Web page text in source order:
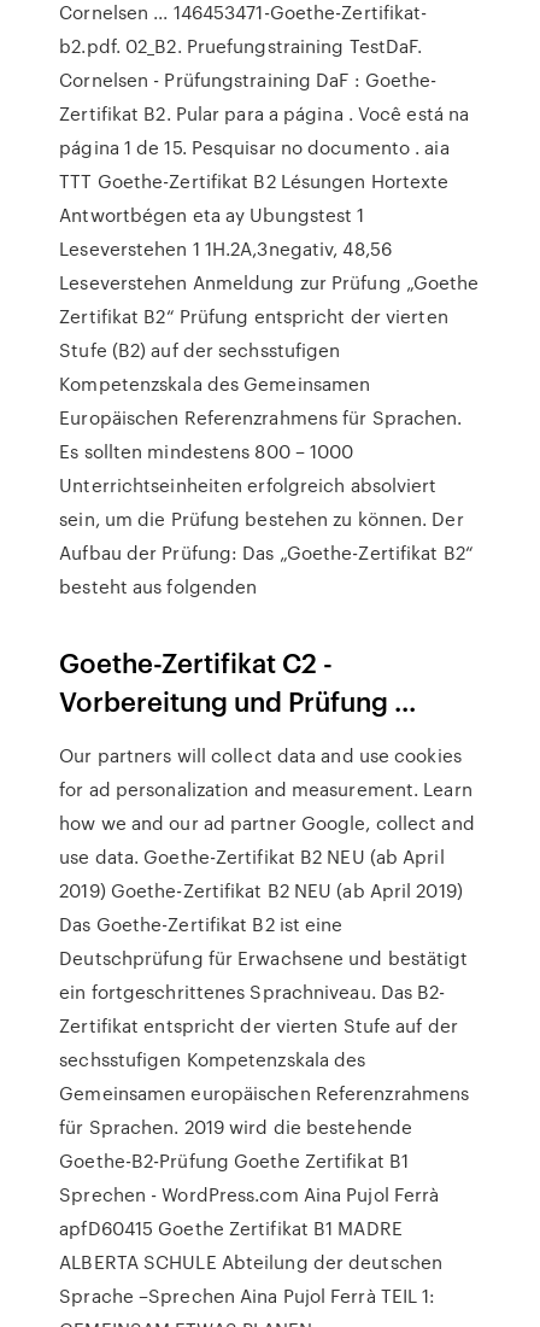
Cornelsen ... 146453471-Goethe-Zertifikat-
b2.pdf. 02_B2. Pruefungstraining TestDaF.
Cornelsen - Prüfungstraining DaF : Goethe-
Zertifikat B2. Pular para a página . Você está na
página 1 de 15. Pesquisar no documento . aia
TTT Goethe-Zertifikat B2 Lésungen Hortexte
Antwortbégen eta ay Ubungstest 1
Leseverstehen 1 1H.2A,3negativ, 48,56
Leseverstehen Anmeldung zur Prüfung „Goethe
Zertifikat B2“ Prüfung entspricht der vierten
Stufe (B2) auf der sechsstufigen
Kompetenzskala des Gemeinsamen
Europäischen Referenzrahmens für Sprachen.
Es sollten mindestens 800 – 1000
Unterrichtseinheiten erfolgreich absolviert
sein, um die Prüfung bestehen zu können. Der
Aufbau der Prüfung: Das „Goethe-Zertifikat B2“
besteht aus folgenden
Goethe-Zertifikat C2 -
Vorbereitung und Prüfung ...
Our partners will collect data and use cookies
for ad personalization and measurement. Learn
how we and our ad partner Google, collect and
use data. Goethe-Zertifikat B2 NEU (ab April
2019) Goethe-Zertifikat B2 NEU (ab April 2019)
Das Goethe-Zertifikat B2 ist eine
Deutschprüfung für Erwachsene und bestätigt
ein fortgeschrittenes Sprachniveau. Das B2-
Zertifikat entspricht der vierten Stufe auf der
sechsstufigen Kompetenzskala des
Gemeinsamen europäischen Referenzrahmens
für Sprachen. 2019 wird die bestehende
Goethe-B2-Prüfung Goethe Zertifikat B1
Sprechen - WordPress.com Aina Pujol Ferrà
apfD60415 Goethe Zertifikat B1 MADRE
ALBERTA SCHULE Abteilung der deutschen
Sprache –Sprechen Aina Pujol Ferrà TEIL 1: